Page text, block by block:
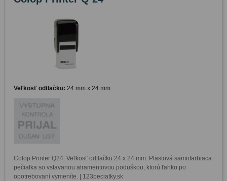
Veľkosť odtlačku: 24 mm x 24 mm
Colop Printer Q24. Veľkosť odtlačku 24 x 24 mm. Plastová samofarbiaca
pečiatka so vstavanou atramentovou poduškou, ktorú ľahko po
opotrebovaní vymeníte. | 123peciatky.sk